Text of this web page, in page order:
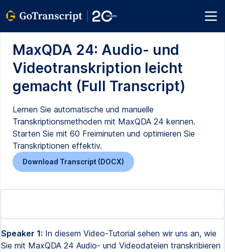
MaxQDA 24: Audio- und
Videotranskription leicht
gemacht (Full Transcript)
Lernen Sie automatische und manuelle
Transkriptionsmethoden mit MaxQDA 24 kennen.
Starten Sie mit 60 Freiminuten und optimieren Sie
Transkriptionen effektiv.
Download Transcript (DOCX)
Speaker 1: In diesem Video-Tutorial sehen wir uns an, wie
Sie mit MaxQDA 24 Audio- und Videodateien transkribieren